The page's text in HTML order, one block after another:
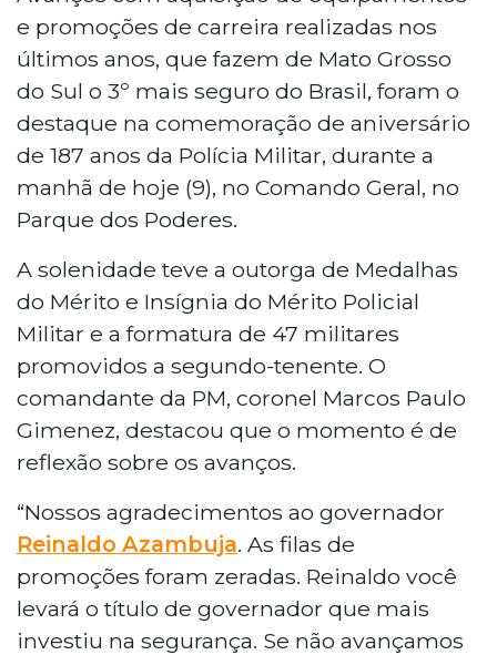
e promoções de carreira realizadas nos
últimos anos, que fazem de Mato Grosso
do Sul o 3º mais seguro do Brasil, foram o
destaque na comemoração de aniversário
de 187 anos da Polícia Militar, durante a
manhã de hoje (9), no Comando Geral, no
Parque dos Poderes.
A solenidade teve a outorga de Medalhas
do Mérito e Insígnia do Mérito Policial
Militar e a formatura de 47 militares
promovidos a segundo-tenente. O
comandante da PM, coronel Marcos Paulo
Gimenez, destacou que o momento é de
reflexão sobre os avanços.
“Nossos agradecimentos ao governador
Reinaldo Azambuja. As filas de
promoções foram zeradas. Reinaldo você
levará o título de governador que mais
investiu na segurança. Se não avançamos